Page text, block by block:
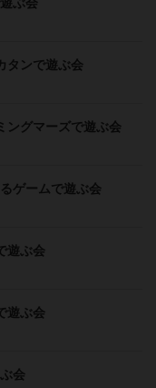
タンで遊ぶ会
ングマーズで遊ぶ会
ゲームで遊ぶ会
遊ぶ会
遊ぶ会
会